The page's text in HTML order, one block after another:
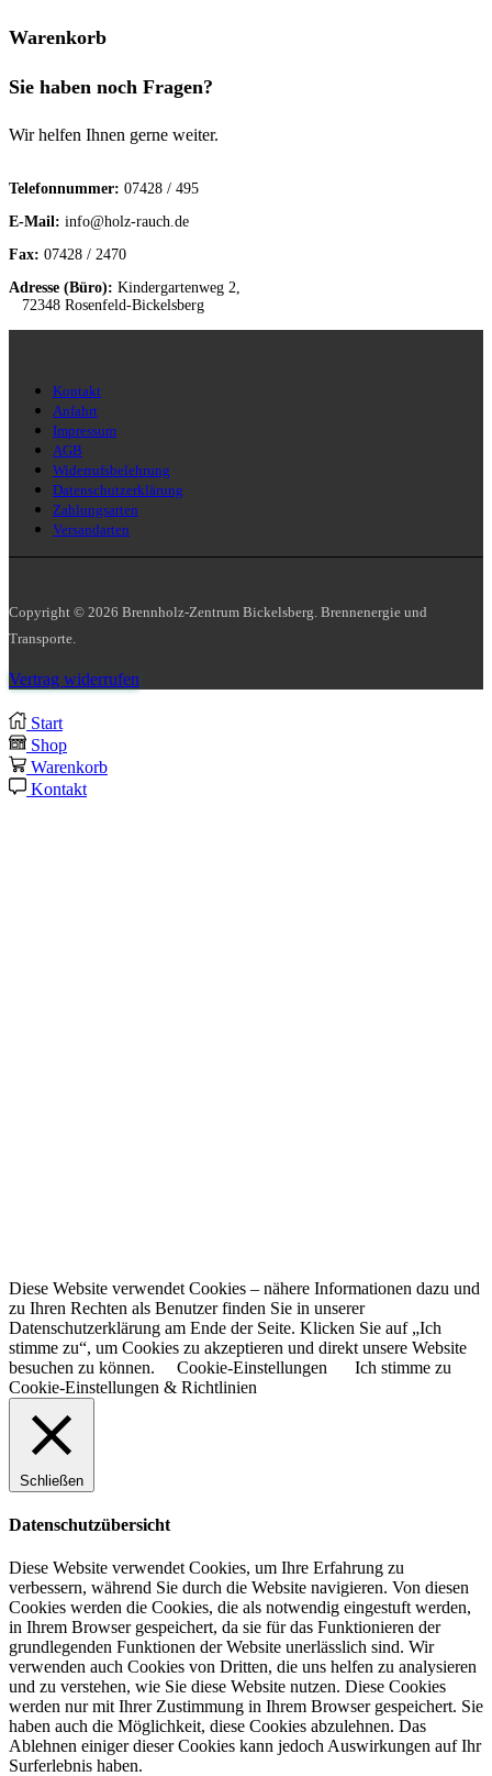
Warenkorb
Sie haben noch Fragen?
Wir helfen Ihnen gerne weiter.
Telefonnummer: 07428 / 495
E-Mail: info@holz-rauch.de
Fax: 07428 / 2470
Adresse (Büro): Kindergartenweg 2,
72348 Rosenfeld-Bickelsberg
Kontakt
Anfahrt
Impressum
AGB
Widerrufsbelehrung
Datenschutzerklärung
Zahlungsarten
Versandarten
Copyright © 2026 Brennholz-Zentrum Bickelsberg. Brennenergie und
Transporte.
Vertrag widerrufen
Start
Shop
Warenkorb
Kontakt
Diese Website verwendet Cookies – nähere Informationen dazu und
zu Ihren Rechten als Benutzer finden Sie in unserer
Datenschutzerklärung am Ende der Seite. Klicken Sie auf „Ich
stimme zu“, um Cookies zu akzeptieren und direkt unsere Website
besuchen zu können.
Cookie-Einstellungen
Ich stimme zu
Cookie-Einstellungen & Richtlinien
Schließen
Datenschutzübersicht
Diese Website verwendet Cookies, um Ihre Erfahrung zu
verbessern, während Sie durch die Website navigieren. Von diesen
Cookies werden die Cookies, die als notwendig eingestuft werden,
in Ihrem Browser gespeichert, da sie für das Funktionieren der
grundlegenden Funktionen der Website unerlässlich sind. Wir
verwenden auch Cookies von Dritten, die uns helfen zu analysieren
und zu verstehen, wie Sie diese Website nutzen. Diese Cookies
werden nur mit Ihrer Zustimmung in Ihrem Browser gespeichert. Sie
haben auch die Möglichkeit, diese Cookies abzulehnen. Das
Ablehnen einiger dieser Cookies kann jedoch Auswirkungen auf Ihr
Surferlebnis haben.